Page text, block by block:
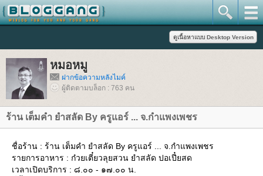
หมอหมู
ฝากข้อความหลังไมค์
ผู้ติดตามบล็อก : 763 คน
ร้าน เต็มคำ ยำสลัด By ครูแอร์ ... จ.กำแพงเพชร
ชื่อร้าน : ร้าน เต็มคำ ยำสลัด By ครูแอร์ ... จ.กำแพงเพชร
รายการอาหาร : ก๋วยเตี๋ยวลุยสวน ยำสลัด ปอเปี๋ยสด
เวลาเปิดบริการ : ๘.๐๐ - ๑๗.๐๐ น.